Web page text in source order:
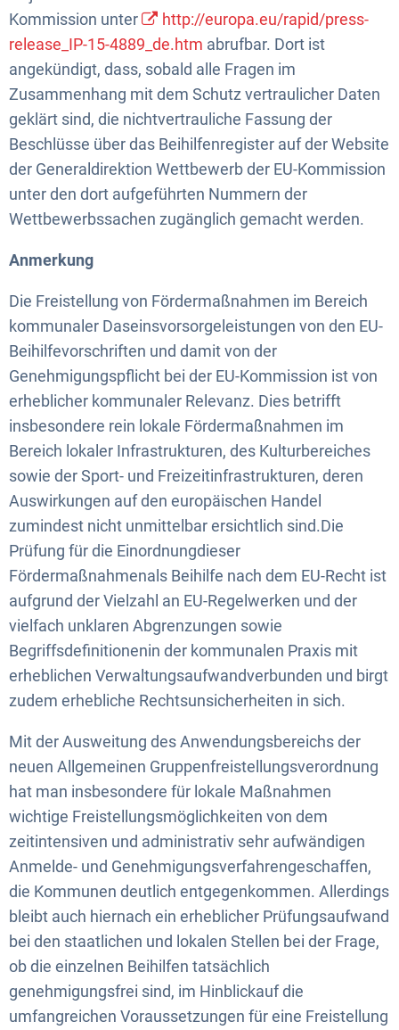
Kommission unter
http://europa.eu/rapid/press-
release_IP-15-4889_de.htm abrufbar. Dort ist
angekündigt, dass, sobald alle Fragen im
Zusammenhang mit dem Schutz vertraulicher Daten
geklärt sind, die nichtvertrauliche Fassung der
Beschlüsse über das Beihilfenregister auf der Website
der Generaldirektion Wettbewerb der EU-Kommission
unter den dort aufgeführten Nummern der
Wettbewerbssachen zugänglich gemacht werden.
Anmerkung
Die Freistellung von Fördermaßnahmen im Bereich
kommunaler Daseinsvorsorgeleistungen von den EU-
Beihilfevorschriften und damit von der
Genehmigungspflicht bei der EU-Kommission ist von
erheblicher kommunaler Relevanz. Dies betrifft
insbesondere rein lokale Fördermaßnahmen im
Bereich lokaler Infrastrukturen, des Kulturbereiches
sowie der Sport- und Freizeitinfrastrukturen, deren
Auswirkungen auf den europäischen Handel
zumindest nicht unmittelbar ersichtlich sind.Die
Prüfung für die Einordnungdieser
Fördermaßnahmenals Beihilfe nach dem EU-Recht ist
aufgrund der Vielzahl an EU-Regelwerken und der
vielfach unklaren Abgrenzungen sowie
Begriffsdefinitionenin der kommunalen Praxis mit
erheblichen Verwaltungsaufwandverbunden und birgt
zudem erhebliche Rechtsunsicherheiten in sich.
Mit der Ausweitung des Anwendungsbereichs der
neuen Allgemeinen Gruppenfreistellungsverordnung
hat man insbesondere für lokale Maßnahmen
wichtige Freistellungsmöglichkeiten von dem
zeitintensiven und administrativ sehr aufwändigen
Anmelde- und Genehmigungsverfahrengeschaffen,
die Kommunen deutlich entgegenkommen. Allerdings
bleibt auch hiernach ein erheblicher Prüfungsaufwand
bei den staatlichen und lokalen Stellen bei der Frage,
ob die einzelnen Beihilfen tatsächlich
genehmigungsfrei sind, im Hinblickauf die
umfangreichen Voraussetzungen für eine Freistellung